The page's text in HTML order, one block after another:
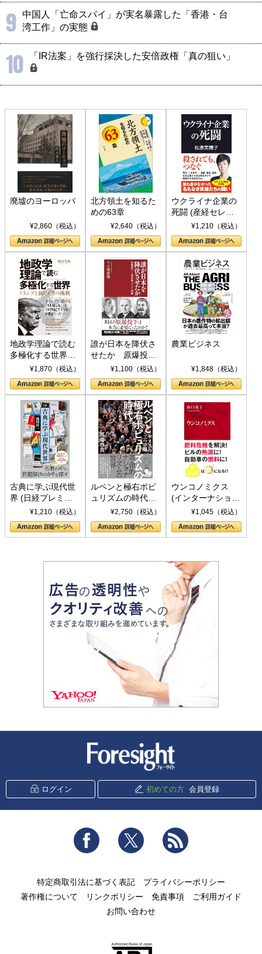
9 中国人「亡命スパイ」が実名暴露した「香港・台
湾工作」の実態
10 「IR法案」を強行採決した安倍政権「真の狙い」
廃墟のヨーロッパ
¥2,860（税込）
北方領土を知るた
めの63章
¥2,640（税込）
ウクライナ企業の
死闘 (産経セレク
ト S 039)¥1,210（税込）
地政学理論で読む
多極化する世界：
トランプとBRICS
の挑戦
¥1,870（税込）
誰が日本を降伏さ
せたか 原爆投
下、ソ連参戦、そ
して聖断 (PHP新
書)
¥1,100（税込）
農業ビジネス
¥1,848（税込）
古典に学ぶ現代世
界 (日経プレミア
シリーズ)¥1,210（税込）
ルペンと極右ポピ
ュリズムの時代：
〈ヤヌス〉の二つ
の顔
¥2,750（税込）
ウンコノミクス
(インターナショナ
ル新書)¥1,045（税込）
ログイン 初めての方 会員登録
Facebook Twitter
特定商取引法に基づく表記
プライバシーポリシー
著作権について
リンクポリシー 免責事項
ご利用ガイド
お問い合わせ